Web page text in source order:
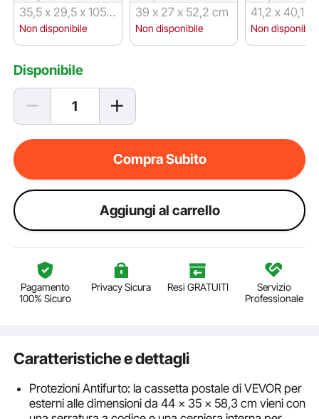
35,5 x 29,5 x 105,5
cm
Non disponibile
39 x 27 x 52,2 cm
Non disponibile
41,2 x 40,1 x
cm
Non disponibile
Disponibile
Compra Subito
Aggiungi al carrello
Pagamento
100% Sicuro
Privacy Sicura Resi GRATUITI
Servizio
Professionale
Caratteristiche e dettagli
Protezioni Antifurto: la cassetta postale di VEVOR per
esterni alle dimensioni da 44 x 35 x 58,3 cm vieni con